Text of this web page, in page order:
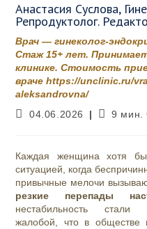
Анастасия Суслова,
Репродуктолог.
Врач — гинеколог-
Стаж 15+ лет.
клинике. Стоимость
враче https://unclinic.ru/
aleksandrovna/
Запись
04.06.2026
Время
9 мин.
Каждая женщина хотя
ситуацией, когда
привычные мелочи
резкие перепады
нестабильность стали
жалобой, что в обществе